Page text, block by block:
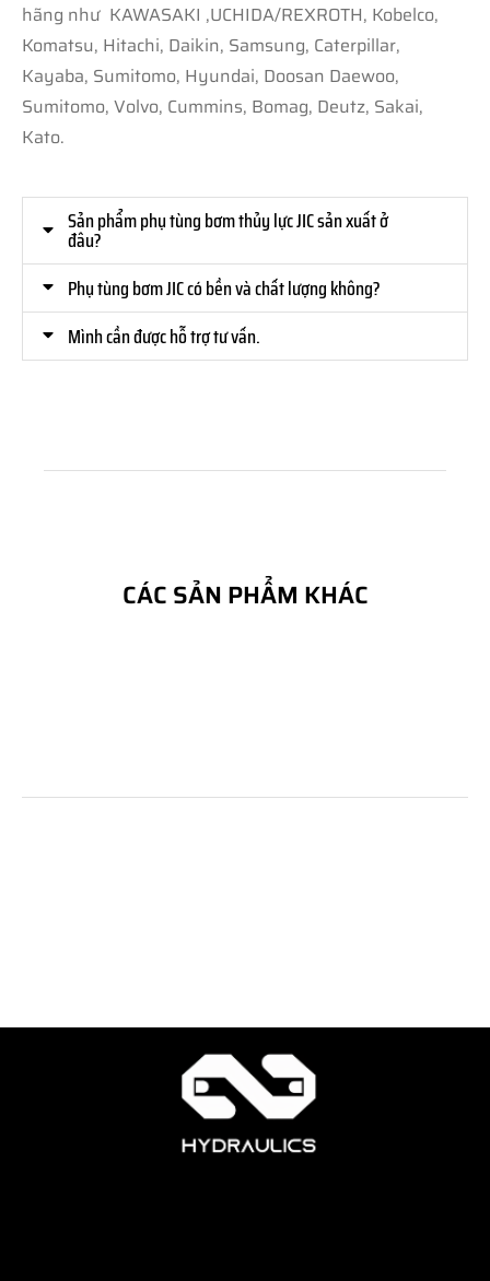
hãng như KAWASAKI ,UCHIDA/REXROTH, Kobelco,
Komatsu, Hitachi, Daikin, Samsung, Caterpillar,
Kayaba, Sumitomo, Hyundai, Doosan Daewoo,
Sumitomo, Volvo, Cummins, Bomag, Deutz, Sakai,
Kato.
Sản phẩm phụ tùng bơm thủy lực JIC sản xuất ở
đâu?
Phụ tùng bơm JIC có bền và chất lượng không?
Mình cần được hỗ trợ tư vấn.
CÁC SẢN PHẨM KHÁC